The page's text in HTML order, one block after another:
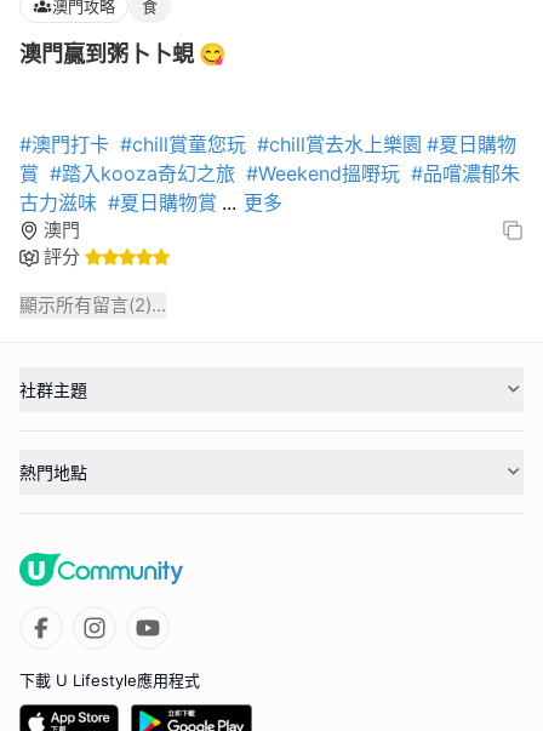
澳門攻略 食
澳門贏到粥卜卜蜆 😋
#澳門打卡 #chill賞童您玩 #chill賞去水上樂園 #夏日購物
賞 #踏入kooza奇幻之旅 #Weekend搵嘢玩 #品嚐濃郁朱
古力滋味 #夏日購物賞 ... 更多
澳門
評分
顯示所有留言(2)...
社群主題
熱門地點
下載 U Lifestyle應用程式